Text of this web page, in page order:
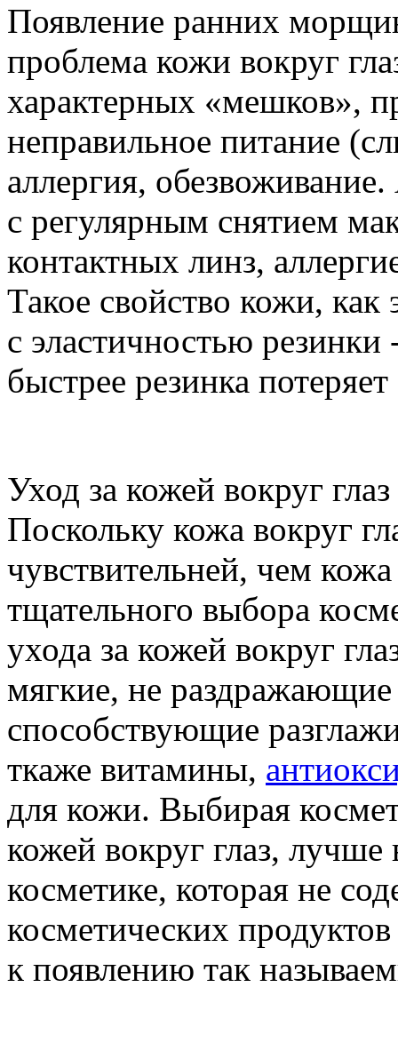
Появление ранних
проблема кожи вокруг
характерных «мешков»,
неправильное питание
аллергия,
с регулярным снятием
контактных линз,
Такое свойство кожи,
с эластичностью
быстрее резинка
Уход за кожей вокруг
Поскольку кожа вокруг
чувствительней, чем
тщательного выбора
ухода за кожей вокруг
мягкие, не
способствующие
ткаже витамины,
для кожи. Выбирая
кожей вокруг глаз, лучше
косметике, которая не
косметических
к появлению так